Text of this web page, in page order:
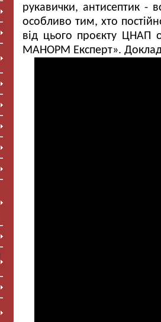
рукавички, антисептик -
особливо тим, хто
від цього проєкту ЦНАП
МАНОРМ Експерт».